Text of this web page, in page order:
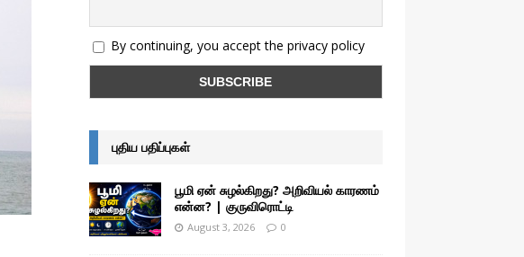
By continuing, you accept the privacy policy
புதிய பதிப்புகள்
பூமி ஏன் சுழல்கிறது? அறிவியல் காரணம்
என்ன? | குருவிரொட்டி
August 3, 2026 0